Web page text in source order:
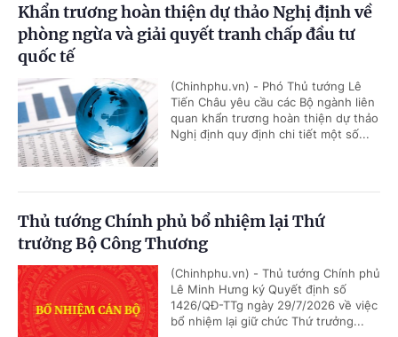
Khẩn trương hoàn thiện dự thảo Nghị định về
phòng ngừa và giải quyết tranh chấp đầu tư
quốc tế
(Chinhphu.vn) - Phó Thủ tướng Lê
Tiến Châu yêu cầu các Bộ ngành liên
quan khẩn trương hoàn thiện dự thảo
Nghị định quy định chi tiết một số...
Thủ tướng Chính phủ bổ nhiệm lại Thứ
trưởng Bộ Công Thương
(Chinhphu.vn) - Thủ tướng Chính phủ
Lê Minh Hưng ký Quyết định số
1426/QĐ-TTg ngày 29/7/2026 về việc
bổ nhiệm lại giữ chức Thứ trưởng...